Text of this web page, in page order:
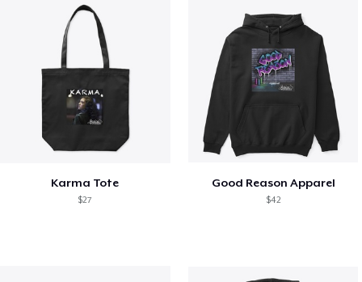
Karma Tote
$27
Good Reason Apparel
$42